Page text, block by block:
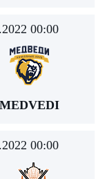
00:00
MEDVEDI
00:00